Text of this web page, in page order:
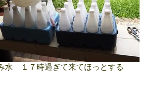
水 １７時過ぎて来てほっとする